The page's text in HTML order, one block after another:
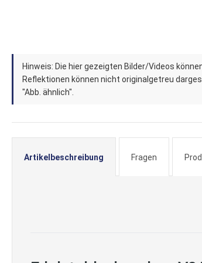
Zum
Anfang
der
Bildergalerie
springen
Hinweis: Die hier gezeigten Bilder/Videos
Reflektionen können nicht originalgetreu
"Abb. ähnlich".
Artikelbeschreibung Fragen